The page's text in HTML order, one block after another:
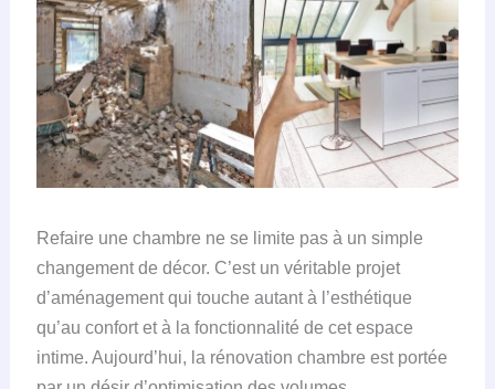
Refaire une chambre ne se limite pas à un simple
changement de décor. C’est un véritable projet
d’aménagement qui touche autant à l’esthétique
qu’au confort et à la fonctionnalité de cet espace
intime. Aujourd’hui, la rénovation chambre est portée